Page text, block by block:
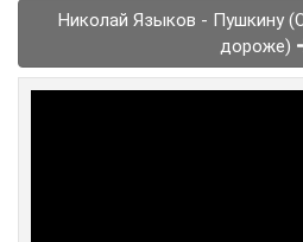
Николай Языков - Пушкину
дороже)